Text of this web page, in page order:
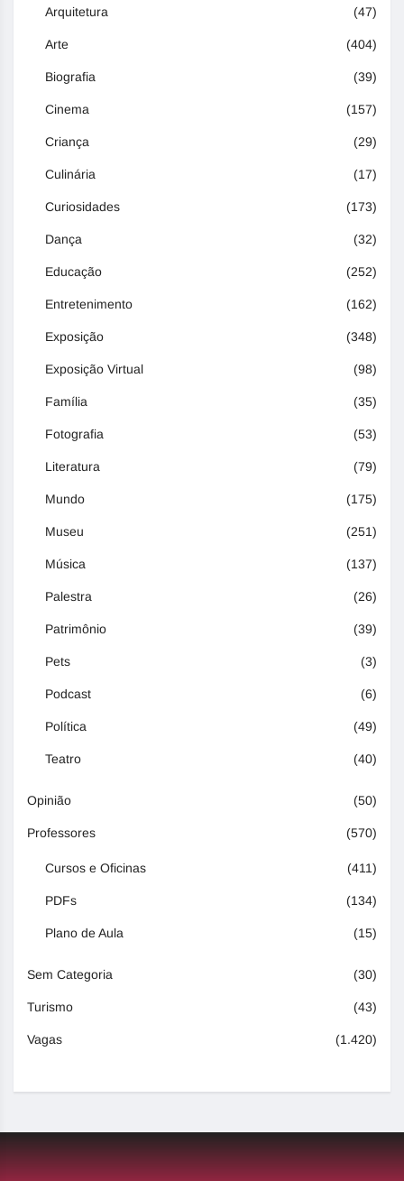
Arquitetura (47)
Arte (404)
Biografia (39)
Cinema (157)
Criança (29)
Culinária (17)
Curiosidades (173)
Dança (32)
Educação (252)
Entretenimento (162)
Exposição (348)
Exposição Virtual (98)
Família (35)
Fotografia (53)
Literatura (79)
Mundo (175)
Museu (251)
Música (137)
Palestra (26)
Patrimônio (39)
Pets (3)
Podcast (6)
Política (49)
Teatro (40)
Opinião (50)
Professores (570)
Cursos e Oficinas (411)
PDFs (134)
Plano de Aula (15)
Sem Categoria (30)
Turismo (43)
Vagas (1.420)